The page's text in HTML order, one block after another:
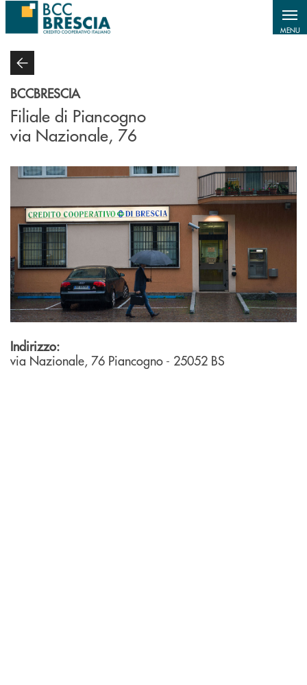
Salta al contenuto principale
MENU
BCCBRESCIA
Filiale di Piancogno
via Nazionale, 76
Indirizzo:
via Nazionale, 76 Piancogno - 25052 BS